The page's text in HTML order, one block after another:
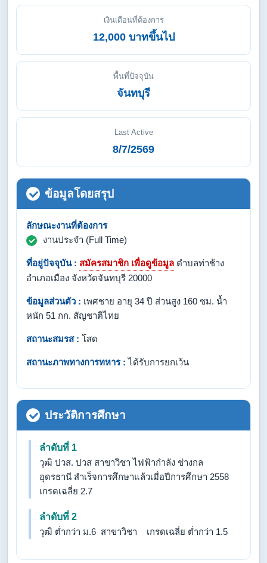
เงินเดือนที่ต้องการ
12,000 บาทขึ้นไป
พื้นที่ปัจจุบัน
จันทบุรี
Last Active
8/7/2569
ข้อมูลโดยสรุป
ลักษณะงานที่ต้องการ
งานประจำ (Full Time)
ที่อยู่ปัจจุบัน : สมัครสมาชิก เพื่อดูข้อมูล ตำบลท่าช้าง
อำเภอเมือง จังหวัดจันทบุรี 20000
ข้อมูลส่วนตัว : เพศชาย อายุ 34 ปี ส่วนสูง 160 ซม. น้ำ
หนัก 51 กก. สัญชาติไทย
สถานะสมรส : โสด
สถานะภาพทางการทหาร : ได้รับการยกเว้น
ประวัติการศึกษา
ลำดับที่ 1
วุฒิ ปวส. ปวส สาขาวิชา ไฟฟ้ากำลัง ช่างกล
อุดรธานี สำเร็จการศึกษาแล้วเมื่อปีการศึกษา 2558
เกรดเฉลี่ย 2.7
ลำดับที่ 2
วุฒิ ต่ำกว่า ม.6 สาขาวิชา เกรดเฉลี่ย ต่ำกว่า 1.5